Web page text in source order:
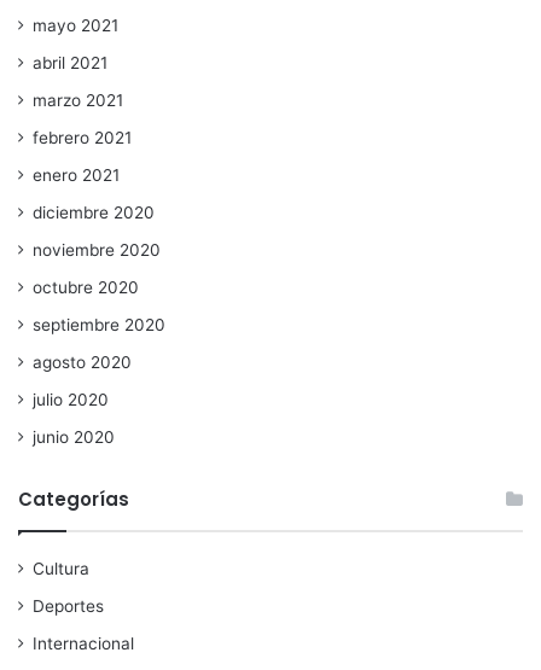
mayo 2021
abril 2021
marzo 2021
febrero 2021
enero 2021
diciembre 2020
noviembre 2020
octubre 2020
septiembre 2020
agosto 2020
julio 2020
junio 2020
Categorías
Cultura
Deportes
Internacional